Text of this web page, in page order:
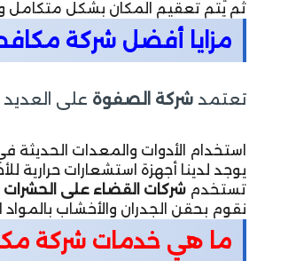
ثم يتم تعقيم المكان بشكل متكامل
مزايا أفضل شركة
تعتمدشركة الصفوة على العديد
استخدام الأدوات والمعدات
يوجد لدينا أجهزة استشعارات حرارية
تستخدمشركات القضاء على الحشرات
نقوم بحقن الجدران والأخشاب
ما هي خدمات شركة